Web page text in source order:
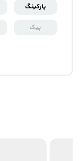
پارکینگ
پیک